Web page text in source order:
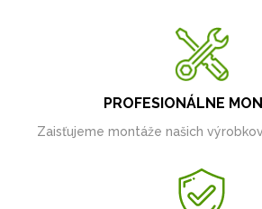
PROFESIONÁLNE
Zaisťujeme montáže našich